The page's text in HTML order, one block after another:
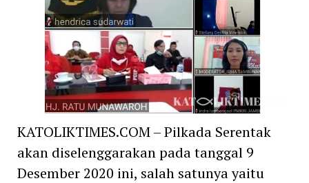
KATOLIKTIMES.COM – Pilkada Serentak
akan diselenggarakan pada tanggal 9
Desember 2020 ini, salah satunya yaitu